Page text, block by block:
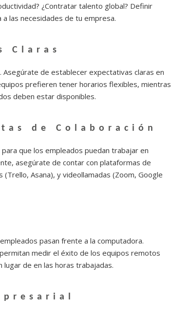
¿Contratar talento global? Definir
las necesidades de tu empresa.
Claras
Asegúrate de establecer expectativas claras en
prefieren tener horarios flexibles, mientras
deben estar disponibles.
de Colaboración
que los empleados puedan trabajar en
asegúrate de contar con plataformas de
Asana), y videollamadas (Zoom, Google
pasan frente a la computadora.
medir el éxito de los equipos remotos
de en las horas trabajadas.